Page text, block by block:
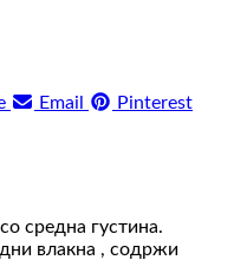
Email Pinterest
со средна густина.
влакна , содржи